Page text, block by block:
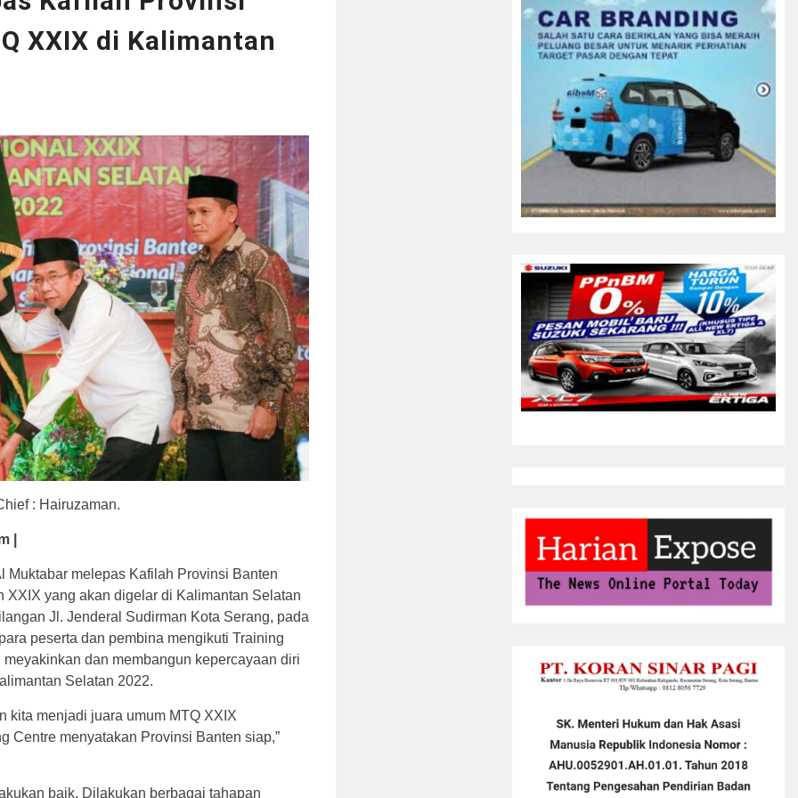
XXIX di Kalimantan
: Hairuzaman.
|
Muktabar melepas Kafilah Provinsi Banten
XXIX yang akan digelar di Kalimantan Selatan
Jl. Jenderal Sudirman Kota Serang, pada
peserta dan pembina mengikuti Training
dan membangun kepercayaan diri
Selatan 2022.
kita menjadi juara umum MTQ XXIX
Centre menyatakan Provinsi Banten siap,”
baik. Dilakukan berbagai tahapan